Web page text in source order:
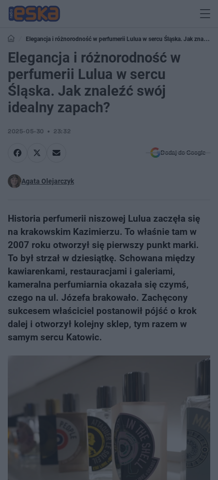
Elegancja i różnorodność w perfumerii Lulua w sercu Śląska. Jak znaleźć
swój idealny zapach?
Elegancja i różnorodność w
perfumerii Lulua w sercu
Śląska. Jak znaleźć swój
idealny zapach?
2025-05-30 23:32
Dodaj do Google
Agata Olejarczyk
Historia perfumerii niszowej Lulua zaczęła się
na krakowskim Kazimierzu. To właśnie tam w
2007 roku otworzył się pierwszy punkt marki.
To był strzał w dziesiątkę. Schowana między
kawiarenkami, restauracjami i galeriami,
kameralna perfumiarnia okazała się czymś,
czego na ul. Józefa brakowało. Zachęcony
sukcesem właściciel postanowił pójść o krok
dalej i otworzył kolejny sklep, tym razem w
samym sercu Katowic.